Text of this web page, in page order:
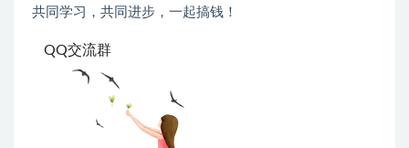
共同学习，共同进步，一起搞钱！
QQ交流群